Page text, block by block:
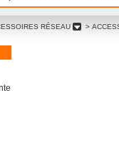
RÉSEAU >